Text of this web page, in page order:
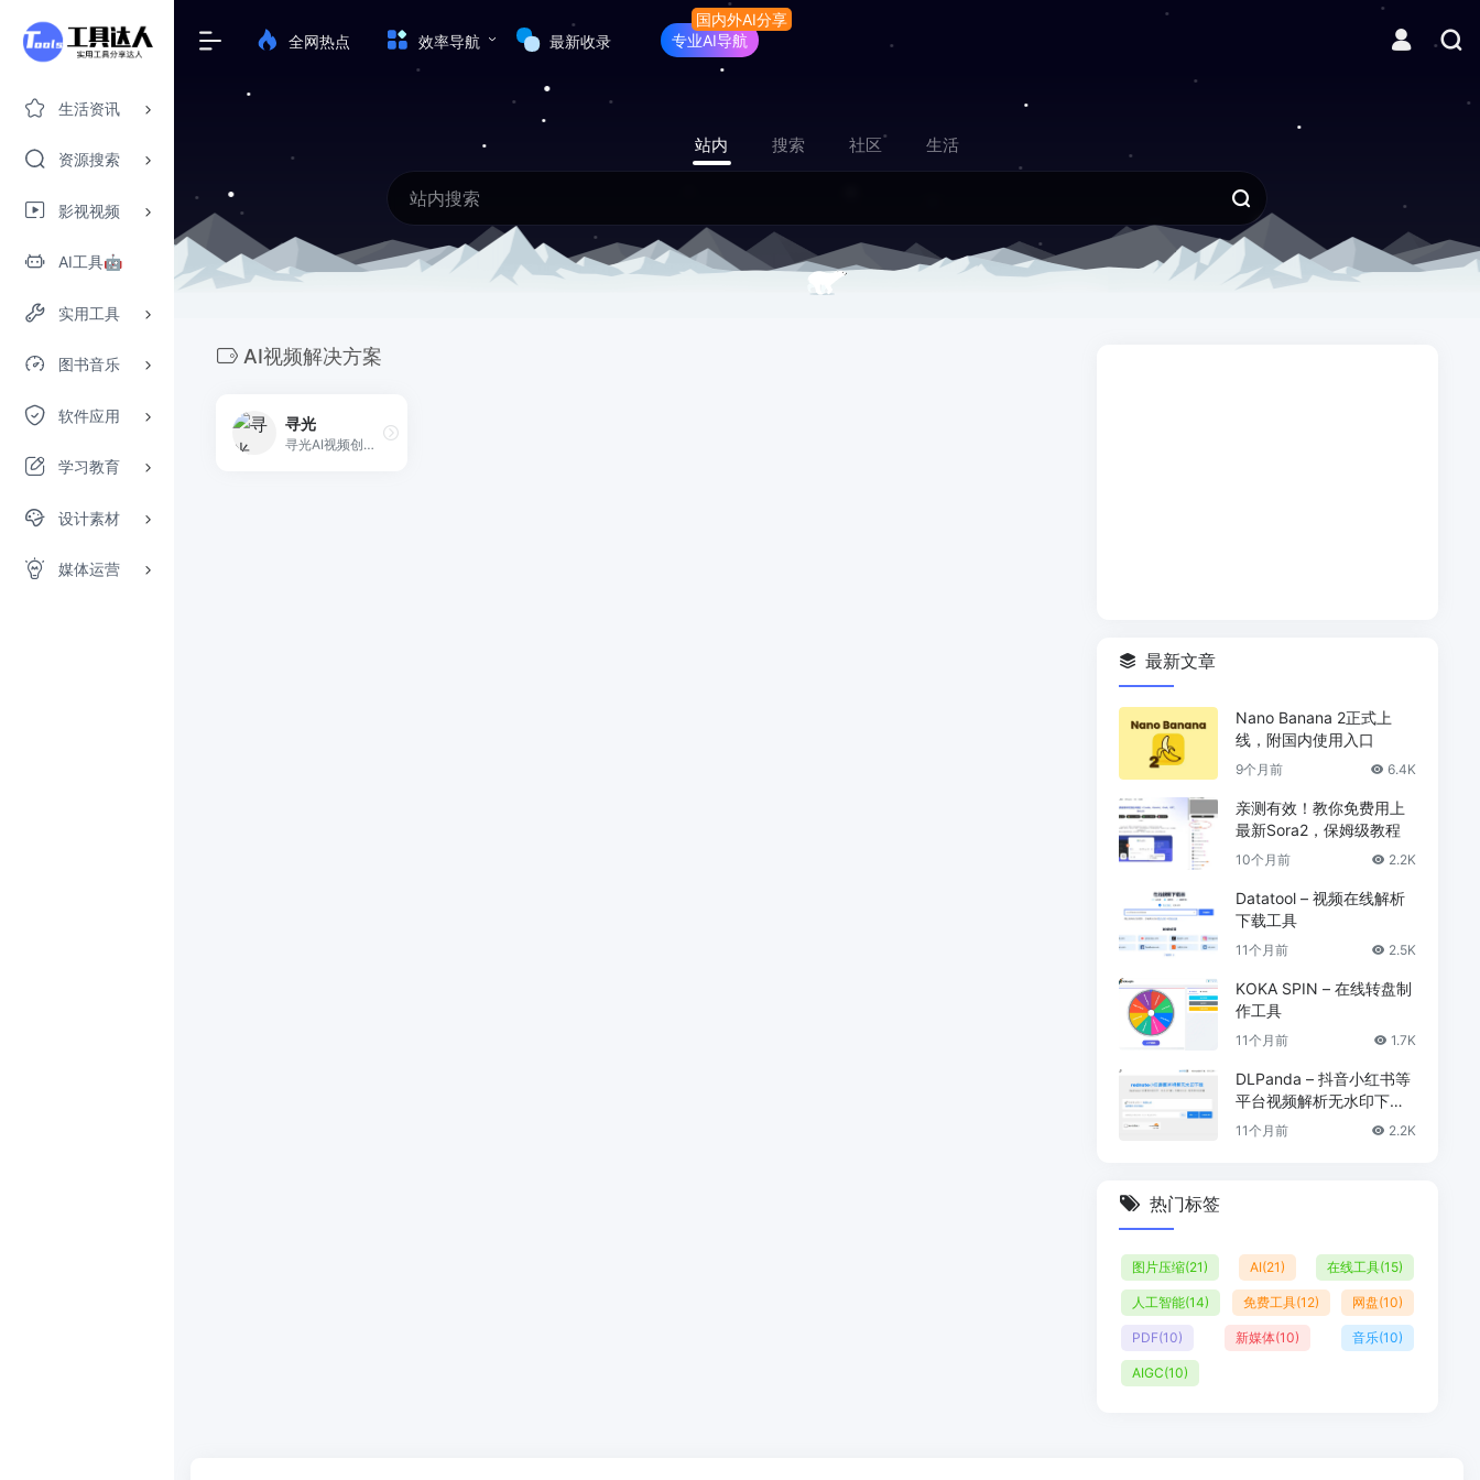
生活资讯
资源搜索
影视视频
AI工具🤖
实用工具
图书音乐
软件应用
学习教育
设计素材
媒体运营
全网热点 效率导航 最新收录 专业AI导航
站内 搜索 社区 生活
AI视频解决方案
寻光
寻光AI视频创作平台，致力于打造由一流技术驱动，紧贴用户需求及应用场景的AI视觉化解决方案，提供3D特效、角色控制、精准编辑、多屏转换、画质增强等一站式视觉解决方案，赋能B端垂类行业及内容创作者，打造与各行业结合的AI视频创作工作流。针对不同行业和创作需求，提供定制化的解决方案，最大化释放每位从业者的想象力及创作潜能，让视频剪辑更加简单高效！
最新文章
Nano Banana 2正式上
线，附国内使用入口
9个月前 6.4K
亲测有效！教你免费用上
最新Sora2，保姆级教程
10个月前 2.2K
Datatool – 视频在线解析
下载工具
11个月前 2.5K
KOKA SPIN – 在线转盘制
作工具
11个月前 1.7K
DLPanda – 抖音小红书等
平台视频解析无水印下载
工具
11个月前 2.2K
热门标签
图片压缩(21) AI(21) 在线工具(15)
人工智能(14) 免费工具(12) 网盘(10)
PDF(10) 新媒体(10) 音乐(10)
AIGC(10)